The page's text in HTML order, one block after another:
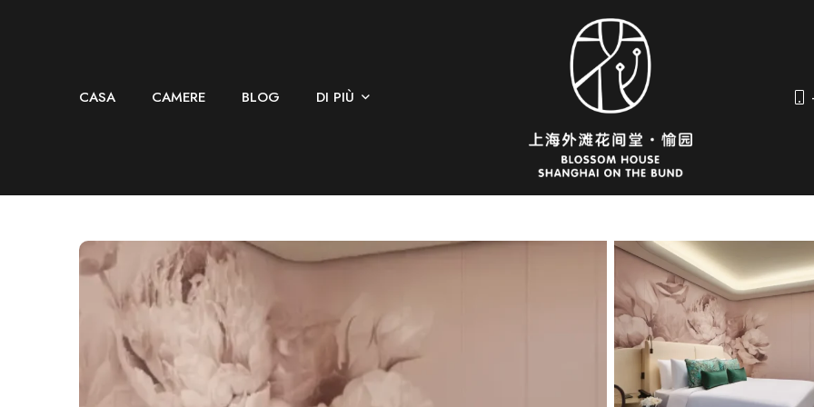
CASA CAMERE BLOG DI PIÙ